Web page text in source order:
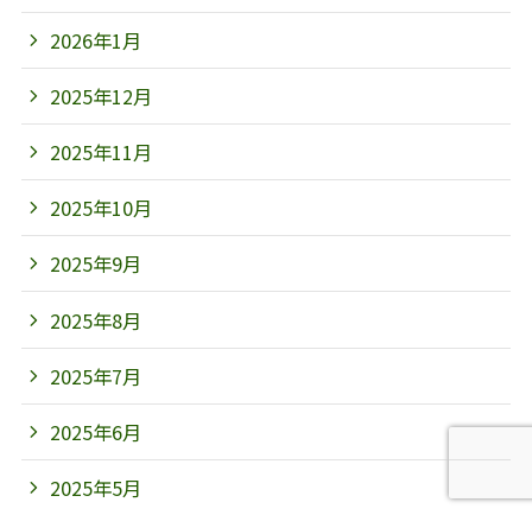
2026年1月
2025年12月
2025年11月
2025年10月
2025年9月
2025年8月
2025年7月
2025年6月
2025年5月